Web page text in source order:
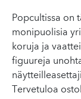
Popcultissa on
monipuolisia
koruja ja
figuureja
Tervetuloa